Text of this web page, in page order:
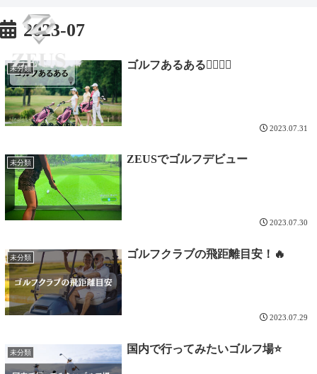
ZEUSGOLFでは完全個室マンツーマンレッスン！コスパ最強100切り最速上達
理論に基づいてレッスンを行っております。全国のお悩みゴルファー集まれ！
2023-07
未分類 ゴルフあるある🏌🏽‍♀️⛳
2023.07.31
未分類 ZEUSでゴルフデビュー
2023.07.30
未分類 ゴルフクラブの飛距離目安！🔥
2023.07.29
未分類 国内で行ってみたいゴルフ場⭐